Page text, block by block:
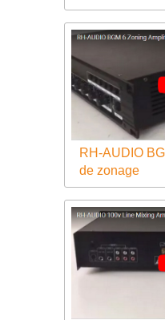
RH-AUDIO
de zonage